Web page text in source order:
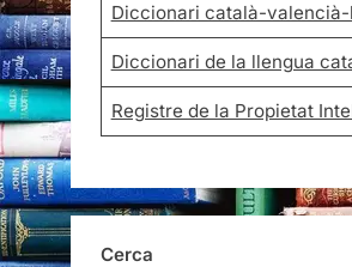
Diccionari català-
Diccionari de la llengua
Registre de la Propietat
Cerca